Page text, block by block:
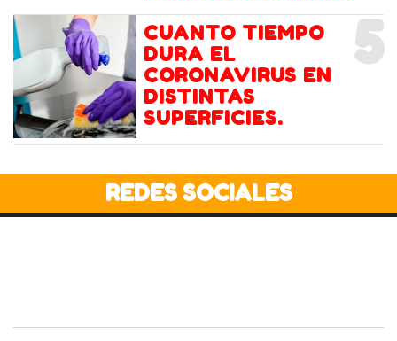
5
CUANTO TIEMPO
DURA EL
CORONAVIRUS EN
DISTINTAS
SUPERFICIES.
REDES SOCIALES